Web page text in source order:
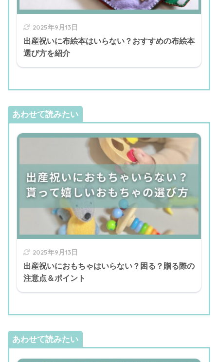
2025年9月13日
出産祝いに布絵本はいらない？おすすめの布絵本
選び方を紹介
あわせて読みたい
2025年9月13日
出産祝いにおもちゃはいらない？困る？贈る際の
注意点＆ポイント
あわせて読みたい